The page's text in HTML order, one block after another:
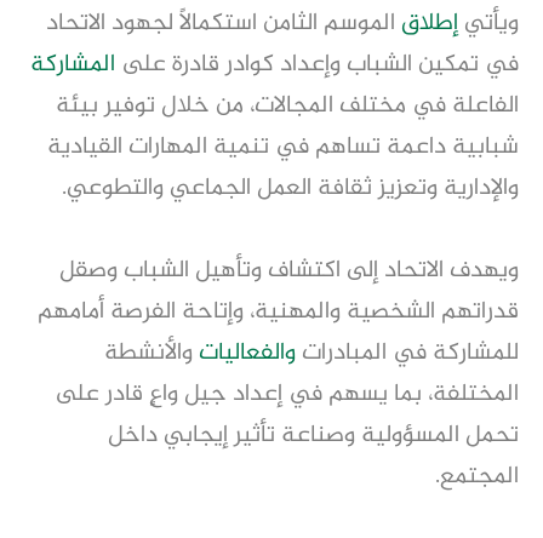
ويأتيإطلاق الموسم الثامن استكمالًا لجهود الاتحاد
في تمكين الشباب وإعداد كوادر قادرة على المشاركة
الفاعلة في مختلف المجالات، من خلال توفير بيئة
شبابية داعمة تساهم في تنمية المهارات القيادية
والإدارية وتعزيز ثقافة العمل الجماعي والتطوعي.
ويهدف الاتحاد إلى اكتشاف وتأهيل الشباب وصقل
قدراتهم الشخصية والمهنية، وإتاحة الفرصة أمامهم
للمشاركة في المبادراتوالفعاليات والأنشطة
المختلفة، بما يسهم في إعداد جيل واعٍ قادر على
تحمل المسؤولية وصناعة تأثير إيجابي داخل
المجتمع.